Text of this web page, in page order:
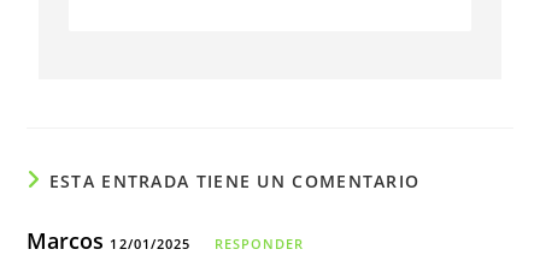
ESTA ENTRADA TIENE UN COMENTARIO
Marcos 12/01/2025 RESPONDER